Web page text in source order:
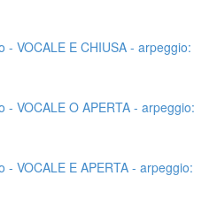
- VOCALE E CHIUSA - arpeggio:
- VOCALE O APERTA - arpeggio:
- VOCALE E APERTA - arpeggio: